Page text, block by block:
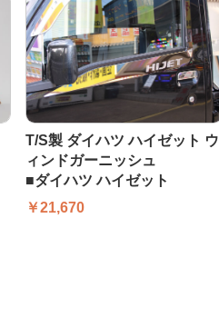
T/S製 ダイハツ ハイゼット ウ
ィンドガーニッシュ
■ダイハツ ハイゼット
￥21,670